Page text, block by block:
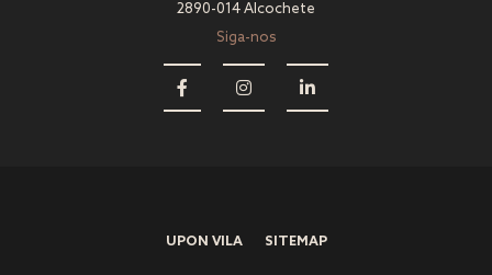
2890-014 Alcochete
Siga-nos
UPON VILA SITEMAP